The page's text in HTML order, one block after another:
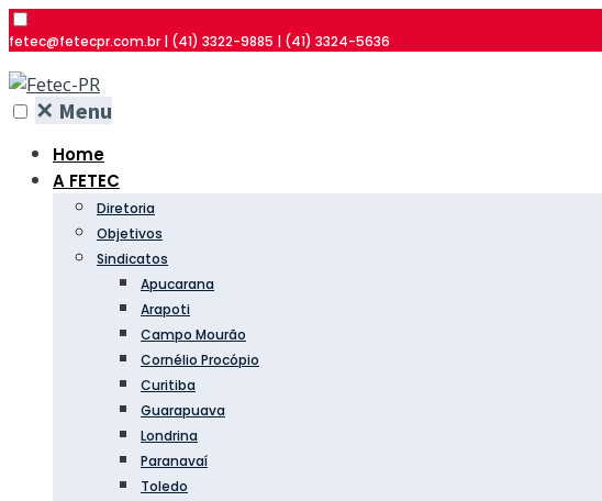
fetec@fetecpr.com.br | (41) 3322-9885 | (41) 3324-5636
✕ Menu
Home
A FETEC
Diretoria
Objetivos
Sindicatos
Apucarana
Arapoti
Campo Mourão
Cornélio Procópio
Curitiba
Guarapuava
Londrina
Paranavaí
Toledo